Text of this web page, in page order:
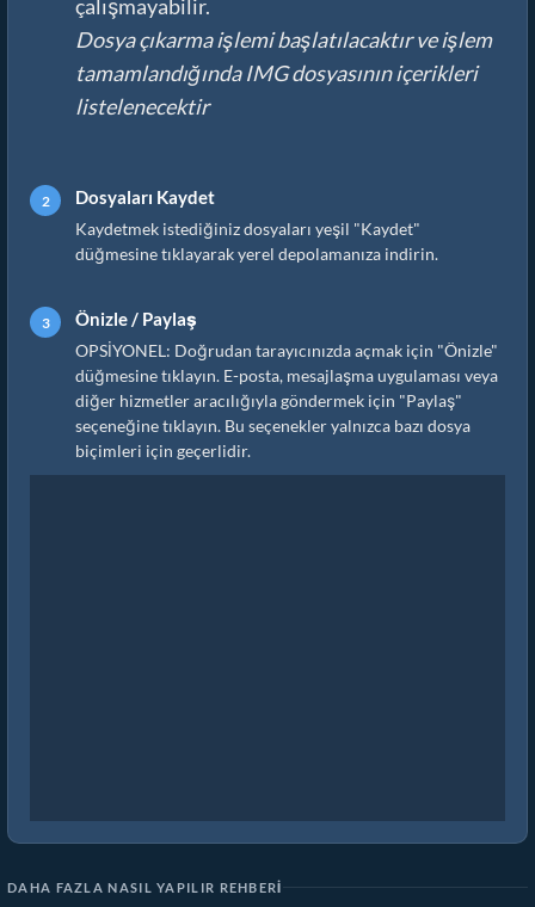
çalışmayabilir.
Dosya çıkarma işlemi başlatılacaktır ve işlem
tamamlandığında IMG dosyasının içerikleri
listelenecektir
Dosyaları Kaydet
Kaydetmek istediğiniz dosyaları yeşil "Kaydet"
düğmesine tıklayarak yerel depolamanıza indirin.
Önizle / Paylaş
OPSİYONEL: Doğrudan tarayıcınızda açmak için "Önizle"
düğmesine tıklayın. E-posta, mesajlaşma uygulaması veya
diğer hizmetler aracılığıyla göndermek için "Paylaş"
seçeneğine tıklayın. Bu seçenekler yalnızca bazı dosya
biçimleri için geçerlidir.
DAHA FAZLA NASIL YAPILIR REHBERI